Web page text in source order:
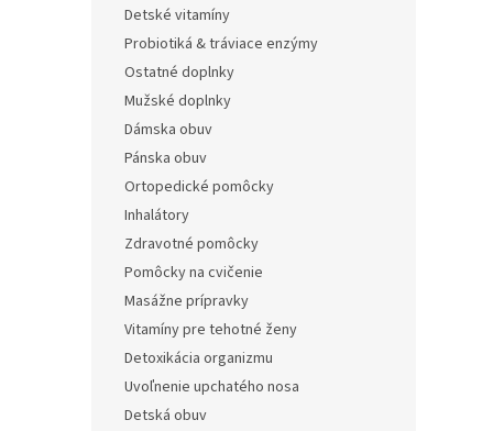
Detské vitamíny
Probiotiká & tráviace enzýmy
Ostatné doplnky
Mužské doplnky
Dámska obuv
Pánska obuv
Ortopedické pomôcky
Inhalátory
Zdravotné pomôcky
Pomôcky na cvičenie
Masážne prípravky
Vitamíny pre tehotné ženy
Detoxikácia organizmu
Uvoľnenie upchatého nosa
Detská obuv